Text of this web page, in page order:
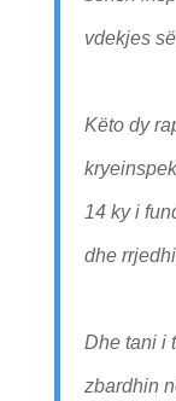
vdekjes
Këto dy
14 ky i
dhe
Dhe tani i
zbardhin